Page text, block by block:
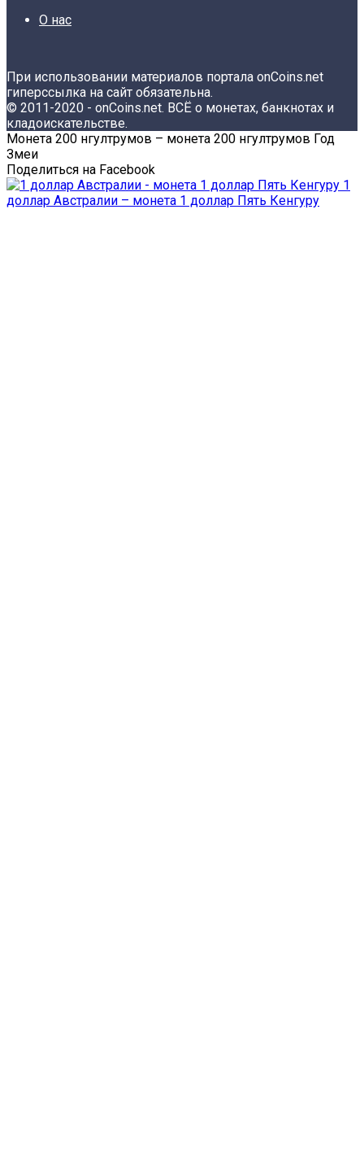
О нас
При использовании материалов портала onCoins.net
гиперссылка на сайт обязательна.
© 2011-2020 - onCoins.net. ВСЁ о монетах, банкнотах и
кладоискательстве.
Монета 200 нгултрумов – монета 200 нгултрумов Год
Змеи
Поделиться на Facebook
1
доллар Австралии – монета 1 доллар Пять Кенгуру